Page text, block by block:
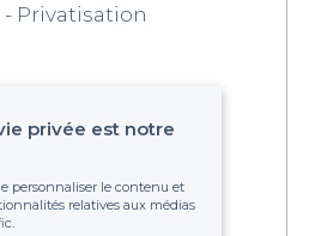
- Privatisation
privée est notre
personnaliser le contenu et
relatives aux médias